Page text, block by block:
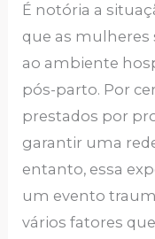
É notória a
que as
ao ambiente
pós-parto. Por
prestados por
garantir uma
entanto, essa
um evento
vários fatores